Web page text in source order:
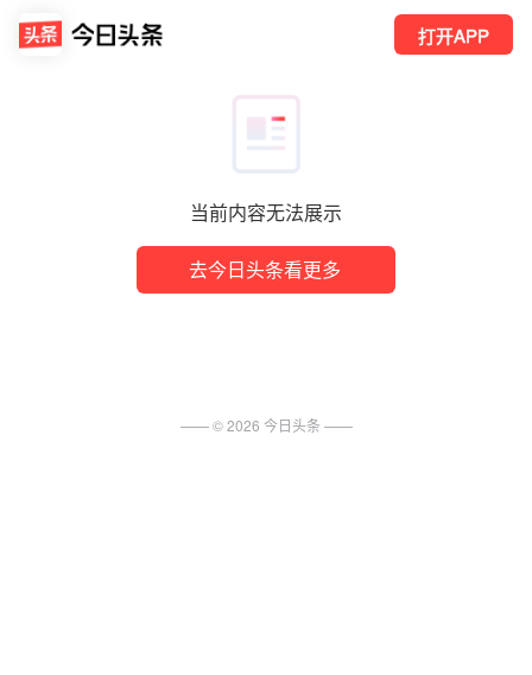
当前内容无法展示
去今日头条看更多
打开APP
—— ©2026 今日头条 ——